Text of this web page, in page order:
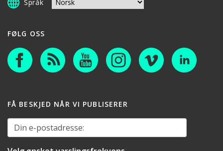
Språk
FØLG OSS
FÅ BESKJED NÅR VI PUBLISERER
Din e-postadresse: